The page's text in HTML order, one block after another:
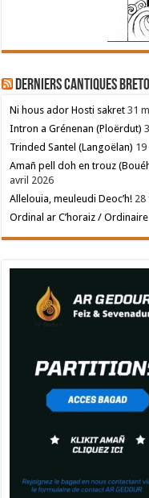
Derniers cantiques
Ni hous ador Hosti sakret 31
Intron a Grénenan (Ploërdut)
Trinded Santel (Langoëlan)
Amañ pell doh en trouz
avril 2026
Allelouia, meuleudi Deoc’h! 28
Ordinal ar C’horaiz /